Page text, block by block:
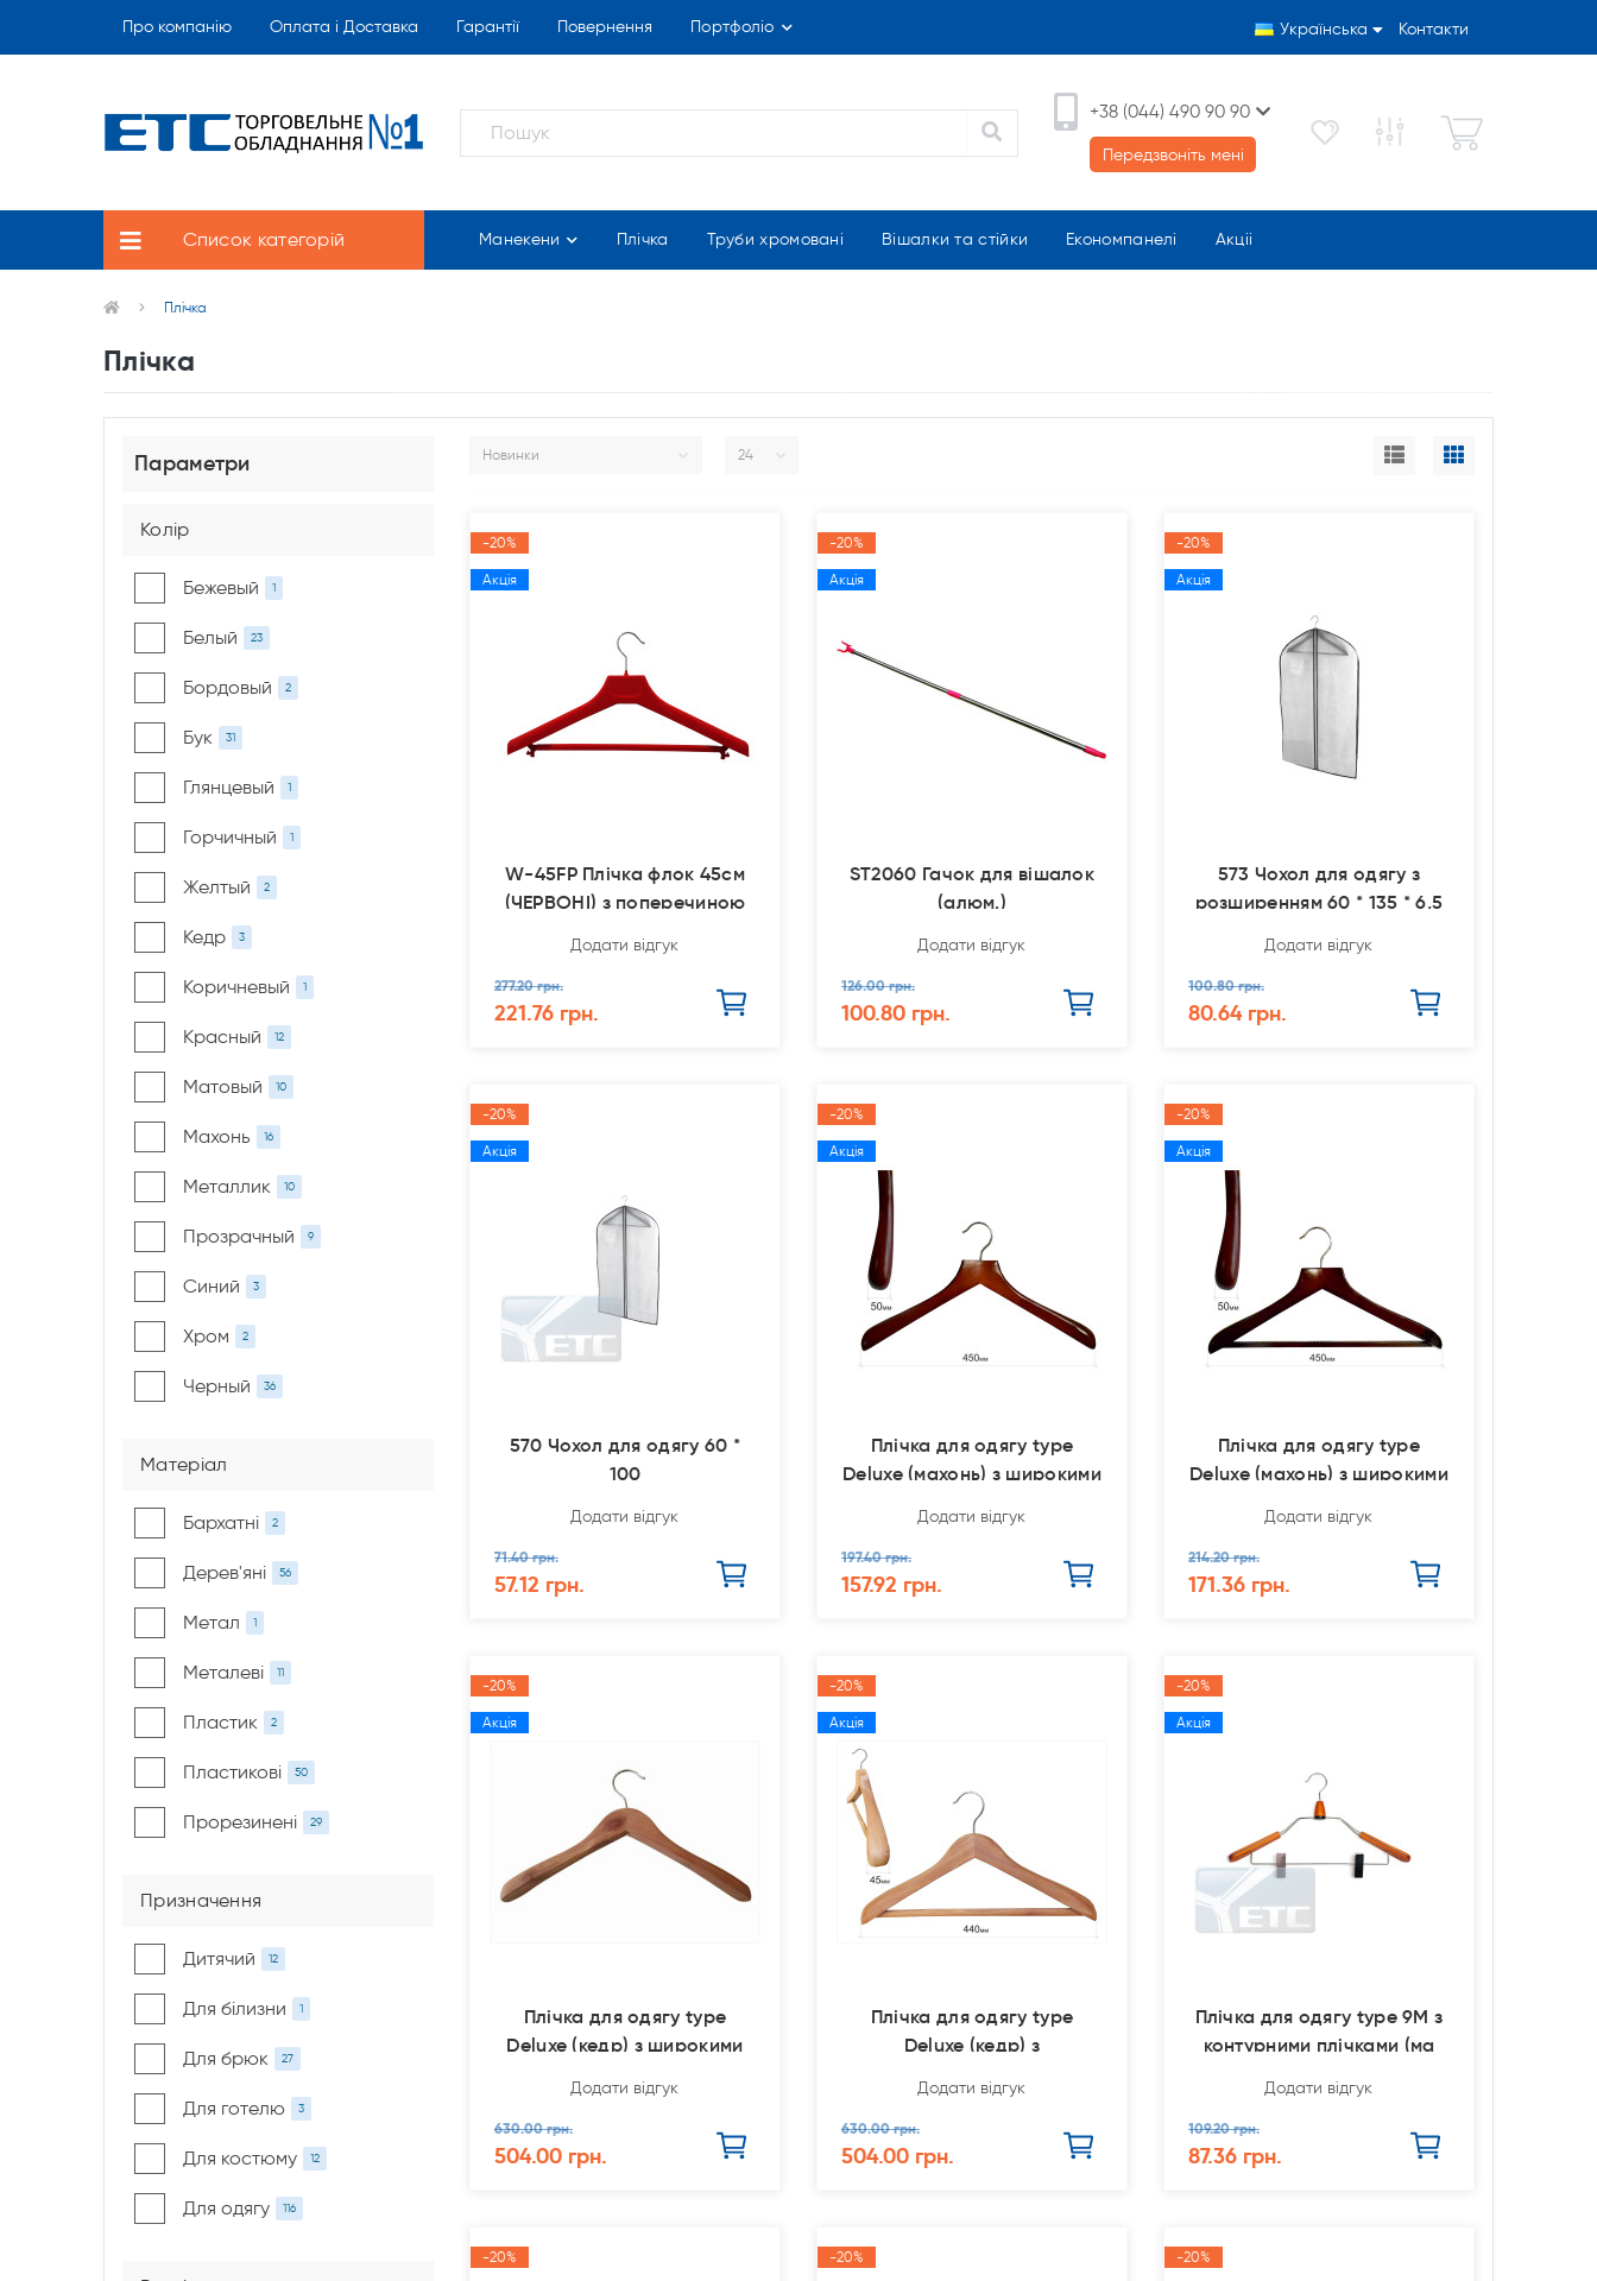
Про компанію Оплата і Доставка Гарантії Повернення Портфоліо Українська Контакти
+38 (044) 490 90 90
Передзвоніть мені
Список категорій Манекени Плічка Труби хромовані Вішалки та стійки Економпанелі Акціі
Плічка
Плічка
Параметри
Колір
Бежевый 1
Белый 23
Бордовый 2
Бук 31
Глянцевый 1
Горчичный 1
Желтый 2
Кедр 3
Коричневый 1
Красный 12
Матовый 10
Махонь 16
Металлик 10
Прозрачный 9
Синий 3
Хром 2
Черный 36
Матеріал
Бархатні 2
Дерев'яні 56
Метал 1
Металеві 11
Пластик 2
Пластикові 50
Прорезинені 29
Призначення
Дитячий 12
Для білизни 1
Для брюк 27
Для готелю 3
Для костюму 12
Для одягу 116
-20%
Акція
W-45FP Плічка флок 45см
(ЧЕРВОНІ) з поперечиною
Додати відгук
277.20 грн.
221.76 грн.
-20%
Акція
ST2060 Гачок для вішалок
(алюм.)
Додати відгук
126.00 грн.
100.80 грн.
-20%
Акція
573 Чохол для одягу з
розширенням 60 * 135 * 6,5
Додати відгук
100.80 грн.
80.64 грн.
-20%
Акція
570 Чохол для одягу 60 *
100
Додати відгук
71.40 грн.
57.12 грн.
-20%
Акція
Плічка для одягу type
Deluxe (махонь) з широкими
Додати відгук
197.40 грн.
157.92 грн.
-20%
Акція
Плічка для одягу type
Deluxe (махонь) з широкими
Додати відгук
214.20 грн.
171.36 грн.
-20%
Акція
Плічка для одягу type
Deluxe (кедр) з широкими
Додати відгук
630.00 грн.
504.00 грн.
-20%
Акція
Плічка для одягу type
Deluxe (кедр) з
Додати відгук
630.00 грн.
504.00 грн.
-20%
Акція
Плічка для одягу type 9M з
контурними плічками (ма
Додати відгук
109.20 грн.
87.36 грн.
-20% -20% -20%